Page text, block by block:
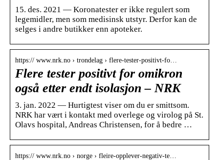
15. des. 2021 — Koronatester er ikke regulert som
legemidler, men som medisinsk utstyr. Derfor kan de
selges i andre butikker enn apoteker.
https:// www.nrk.no › trondelag › flere-tester-positivt-fo…
Flere tester positivt for omikron
også etter endt isolasjon – NRK
3. jan. 2022 — Hurtigtest viser om du er smittsom.
NRK har vært i kontakt med overlege og virolog på St.
Olavs hospital, Andreas Christensen, for å bedre …
https:// www.nrk.no › norge › fleire-opplever-negativ-te…